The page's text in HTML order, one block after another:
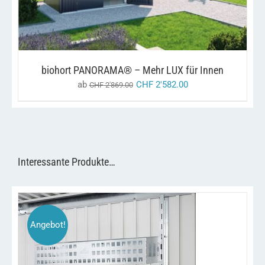
MEHRERE
VARIANTEN
AUF.
DIE
OPTIONEN
AUF
DER
biohort PANORAMA® – Mehr LUX für Innen
abCHF2'869.00 CHF2'582.00
Interessante Produkte…
Angebot!